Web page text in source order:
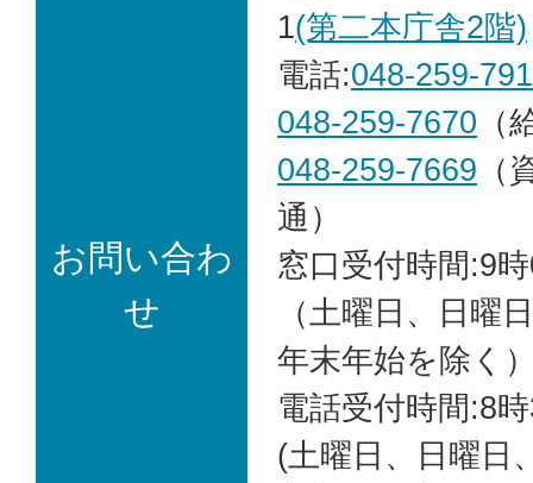
お問い合わ
せ
1(第二本庁舎2階)
電話:048-259-
048-259-7670 （
048-259-7669 （
通）
窓口受付時間:9
（土曜日、日曜
年末年始を除く
電話受付時間:8
(土曜日、日曜日